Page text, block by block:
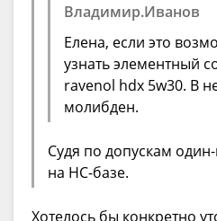
Владимир.Иванов
Елена, если это
узнать элементный
ravenol hdx 5w30. В
молибден.
Судя по допускам
на HC-базе.
Хотелось бы конкретно